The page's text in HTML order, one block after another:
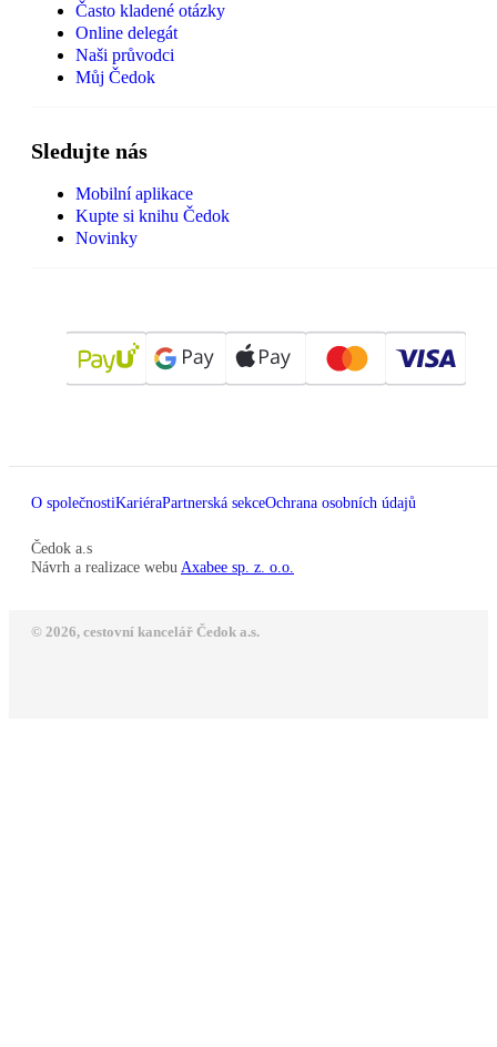
Často kladené otázky
Online delegát
Naši průvodci
Můj Čedok
Sledujte nás
Mobilní aplikace
Kupte si knihu Čedok
Novinky
O společnostiKariéraPartnerská sekceOchrana osobních údajů
Čedok a.s
Návrh a realizace webu Axabee sp. z. o.o.
© 2026, cestovní kancelář Čedok a.s.